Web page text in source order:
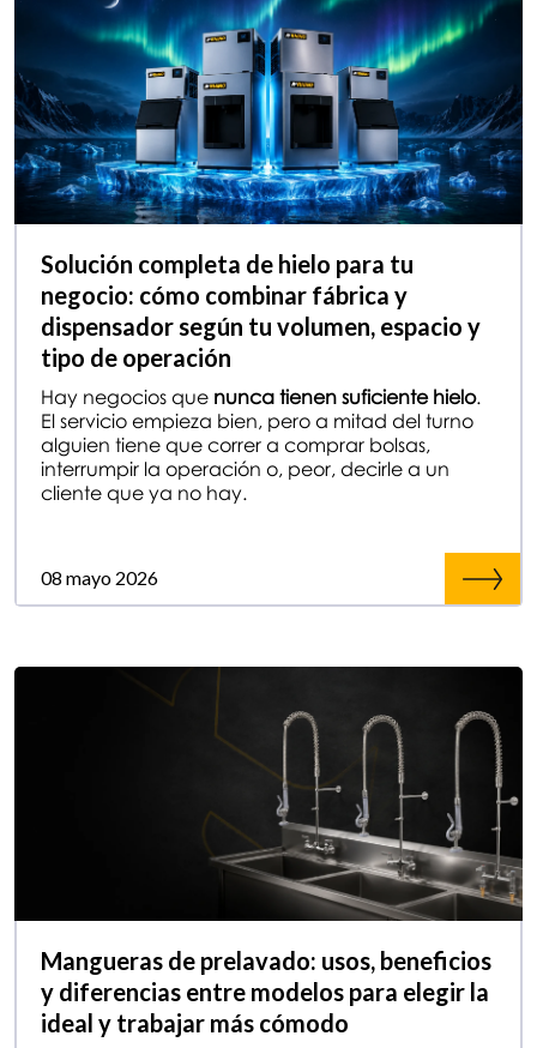
Solución completa de hielo para tu
negocio: cómo combinar fábrica y
dispensador según tu volumen, espacio y
tipo de operación
Hay negocios que nunca tienen suficiente hielo.
El servicio empieza bien, pero a mitad del turno
alguien tiene que correr a comprar bolsas,
interrumpir la operación o, peor, decirle a un
cliente que ya no hay.
08 mayo 2026
Mangueras de prelavado: usos, beneficios
y diferencias entre modelos para elegir la
ideal y trabajar más cómodo